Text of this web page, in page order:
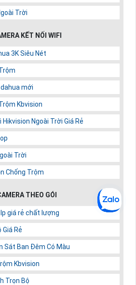
Trời
KẾT NỐI WIFI
3K Siêu Nét
mới
Kbvision
Ngoài Trời Giá Rẻ
Trời
Chống Trộm
THEO GÓI
giá rẻ chất lượng
Giá Rẻ
Sát Ban Đêm Có Màu
Kbvision
Trọn Bộ